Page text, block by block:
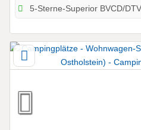
5-Sterne-Superior BVCD/